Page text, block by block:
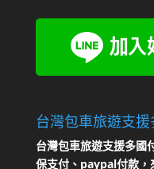
台灣包車旅遊支
台灣包車旅遊支援多國
保支付、paypal付款，